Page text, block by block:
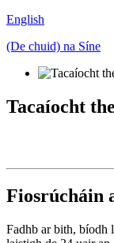
English
(De chuid) na Síne
Tacaíocht
Fiosrúcháin
Fadhb ar bith, bíodh